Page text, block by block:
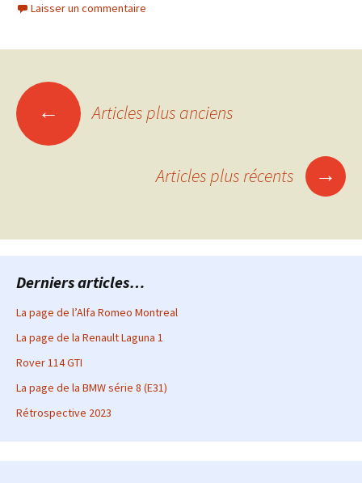
Laisser un commentaire
Navigation
des
← Articles plus anciens
Articles plus récents →
Derniers articles…
La page de l’Alfa Romeo Montreal
La page de la Renault Laguna 1
Rover 114 GTI
La page de la BMW série 8 (E31)
Rétrospective 2023